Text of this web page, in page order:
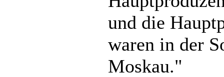
und die
waren in der
Moskau."